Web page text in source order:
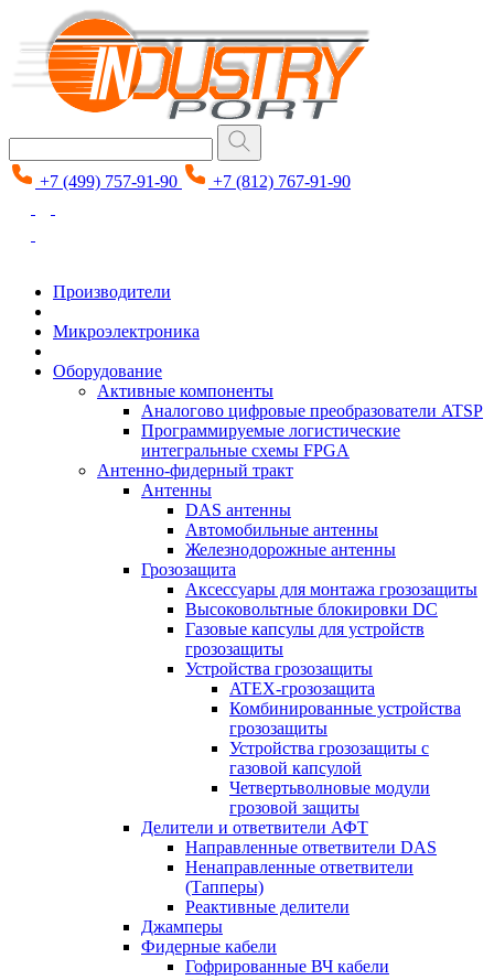
+7 (499) 757-91-90 +7 (812) 767-91-90
Производители
Микроэлектроника
Оборудование
Активные компоненты
Аналогово цифровые преобразователи ATSP
Программируемые логистические
интегральные схемы FPGA
Антенно-фидерный тракт
Антенны
DAS антенны
Автомобильные антенны
Железнодорожные антенны
Грозозащита
Аксессуары для монтажа грозозащиты
Высоковольтные блокировки DC
Газовые капсулы для устройств
грозозащиты
Устройства грозозащиты
ATEX-грозозащита
Комбинированные устройства
грозозащиты
Устройства грозозащиты с
газовой капсулой
Четвертьволновые модули
грозовой защиты
Делители и ответвители АФТ
Направленные ответвители DAS
Ненаправленные ответвители
(Тапперы)
Реактивные делители
Джамперы
Фидерные кабели
Гофрированные ВЧ кабели